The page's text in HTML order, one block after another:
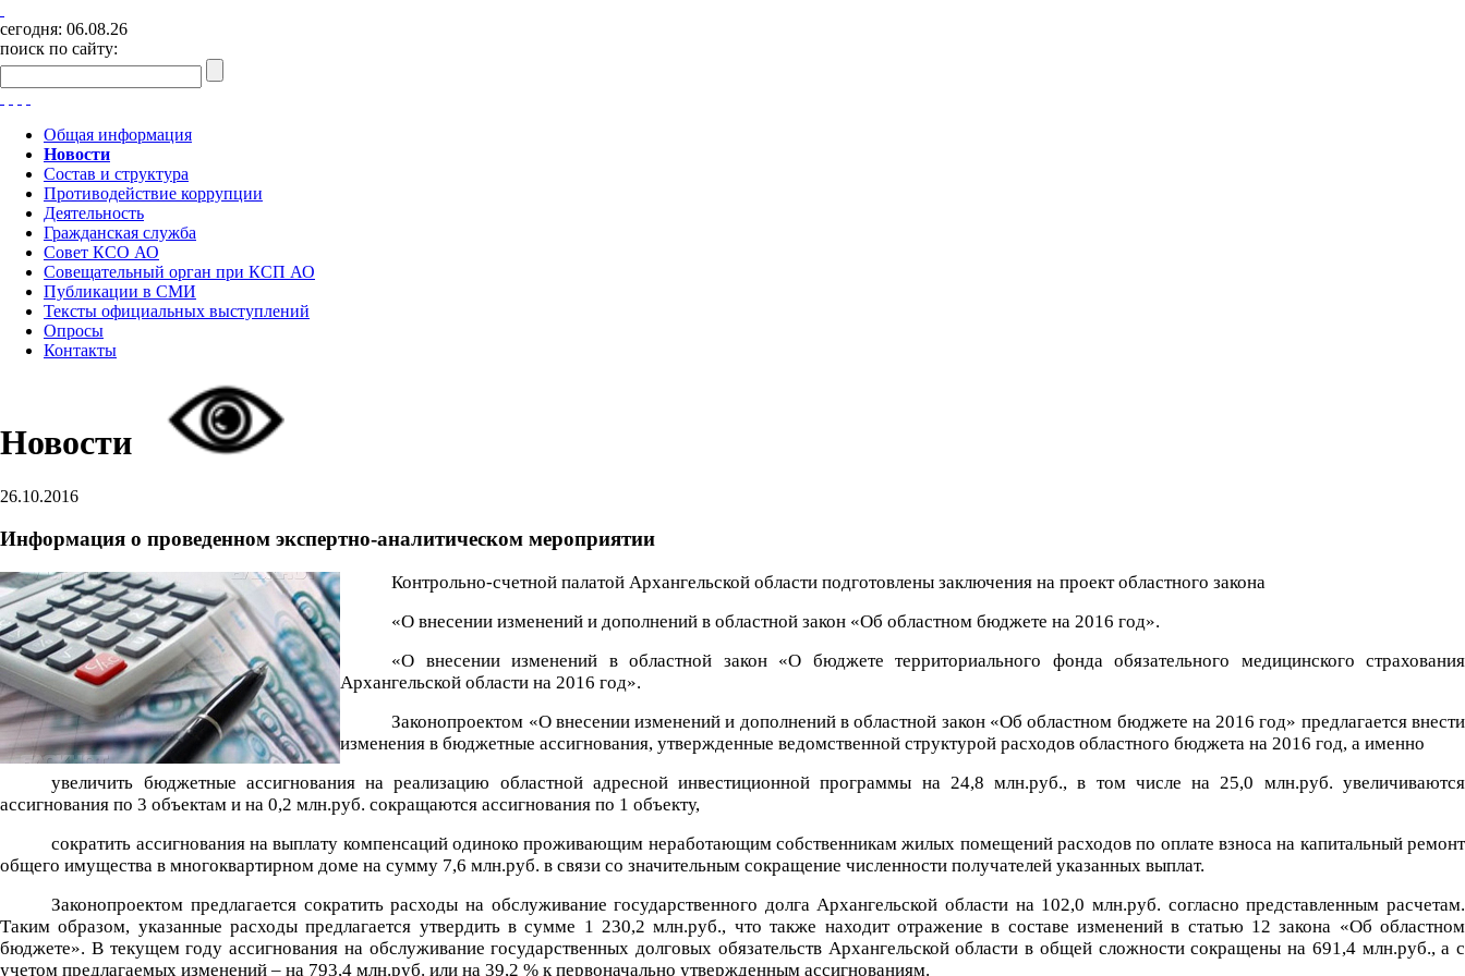
сегодня: 06.08.26
поиск по сайту:
Общая информация
Новости
Состав и структура
Противодействие коррупции
Деятельность
Гражданская служба
Совет КСО АО
Совещательный орган при КСП АО
Публикации в СМИ
Тексты официальных выступлений
Опросы
Контакты
Новости
26.10.2016
Информация о проведенном экспертно-аналитическом мероприятии
Контрольно-счетной палатой Архангельской области подготовлены заключения на проект областного закона
«О внесении изменений и дополнений в областной закон «Об областном бюджете на 2016 год».
«О внесении изменений в областной закон «О бюджете территориального фонда обязательного медицинского страхования
Архангельской области на 2016 год».
Законопроектом «О внесении изменений и дополнений в областной закон «Об областном бюджете на 2016 год» предлагается внести
изменения в бюджетные ассигнования, утвержденные ведомственной структурой расходов областного бюджета на 2016 год, а именно
увеличить бюджетные ассигнования на реализацию областной адресной инвестиционной программы на 24,8 млн.руб., в том числе на 25,0 млн.руб. увеличиваются
ассигнования по 3 объектам и на 0,2 млн.руб. сокращаются ассигнования по 1 объекту,
сократить ассигнования на выплату компенсаций одиноко проживающим неработающим собственникам жилых помещений расходов по оплате взноса на капитальный ремонт
общего имущества в многоквартирном доме на сумму 7,6 млн.руб. в связи со значительным сокращение численности получателей указанных выплат.
Законопроектом предлагается сократить расходы на обслуживание государственного долга Архангельской области на 102,0 млн.руб. согласно представленным расчетам.
Таким образом, указанные расходы предлагается утвердить в сумме 1 230,2 млн.руб., что также находит отражение в составе изменений в статью 12 закона «Об областном
бюджете». В текущем году ассигнования на обслуживание государственных долговых обязательств Архангельской области в общей сложности сокращены на 691,4 млн.руб., а с
учетом предлагаемых изменений – на 793,4 млн.руб. или на 39,2 % к первоначально утвержденным ассигнованиям.